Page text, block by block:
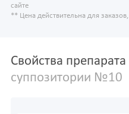
сайте
** Цена действительна для
Свойства препарата
суппозитории №10